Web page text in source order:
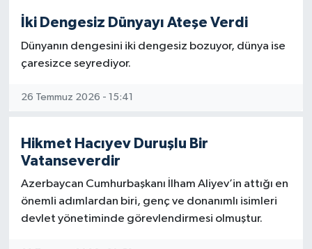
muhabbet besleyenlere tercih ediyorsanız,
kıbleniz ABD ve İsrail, peygamberiniz de
Trump ve Netanyahu’dur.
Allah, şu insan eti yiyen alçaklardan önce
ABD ile İsrail, dünyanın gözünün içine baka
yapıyor ve herkes korkusundan susuyor.
İran 50 yıldır bu siyonist şer cephesinin
İki Dengesiz Dünyayı Ateşe Verdi
Dünyanın dengesini iki dengesiz bozuyor, dünya ise
çaresizce seyrediyor.
26 Temmuz 2026 - 15:41
Hikmet Hacıyev Duruşlu Bir
Vatanseverdir
Azerbaycan Cumhurbaşkanı İlham Aliyev’in attığı en
önemli adımlardan biri, genç ve donanımlı isimleri
devlet yönetiminde görevlendirmesi olmuştur.